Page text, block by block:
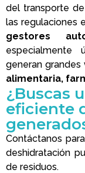
del transporte
las regulaciones
gestores
especialmente
generan
alimentaria,
¿Buscas
eficiente
Contáctanos
deshidratación
de residuos.